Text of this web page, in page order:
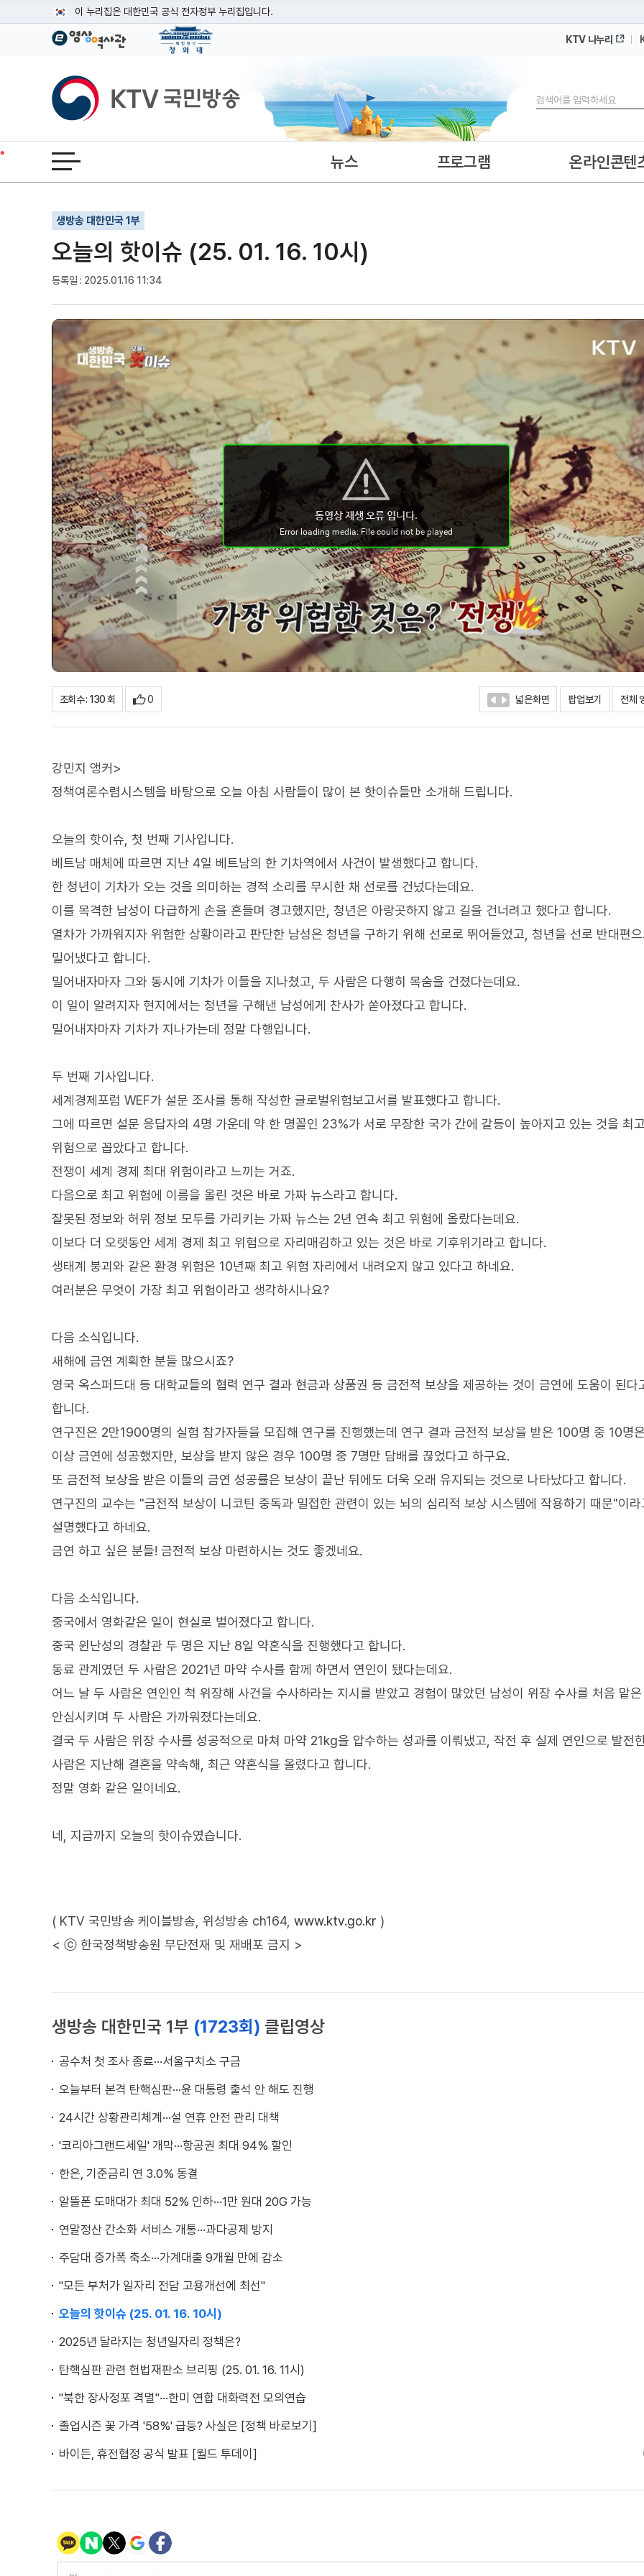
이 누리집은 대한민국 공식 전자정부 누리집입니다.
공식 누리집 주소 확인하기
이밖에 or.kr 또는 .kr등 다른 도메인 주소를 사용하고 있다면 아래 URL에서 도메인 주소를 확인해 보세요
운영중인 공식 누리집보기
KTV 나누리
KTV국민방송
검색
전체메뉴 열기 뉴스 프로그램 온라인콘텐
생방송 대한민국 1부
오늘의 핫이슈 (25. 01. 16. 10시)
등록일 : 2025.01.16 11:34
기사인쇄
글자확대
글자축소
조회수 : 130 회 0 넓은화면 팝업보기 전체
강민지 앵커>
정책여론수렴시스템을 바탕으로 오늘 아침 사람들이 많이 본 핫이슈들만 소개해 드립니다.
오늘의 핫이슈, 첫 번째 기사입니다.
베트남 매체에 따르면 지난 4일 베트남의 한 기차역에서 사건이 발생했다고 합니다.
한 청년이 기차가 오는 것을 의미하는 경적 소리를 무시한 채 선로를 건넜다는데요.
이를 목격한 남성이 다급하게 손을 흔들며 경고했지만, 청년은 아랑곳하지 않고 길을 건너려고 했다고 합니다.
열차가 가까워지자 위험한 상황이라고 판단한 남성은 청년을 구하기 위해 선로로 뛰어들었고, 청년을 선로 반대편
밀어냈다고 합니다.
밀어내자마자 그와 동시에 기차가 이들을 지나쳤고, 두 사람은 다행히 목숨을 건졌다는데요.
이 일이 알려지자 현지에서는 청년을 구해낸 남성에게 찬사가 쏟아졌다고 합니다.
밀어내자마자 기차가 지나가는데 정말 다행입니다.
두 번째 기사입니다.
세계경제포럼 WEF가 설문 조사를 통해 작성한 글로벌위험보고서를 발표했다고 합니다.
그에 따르면 설문 응답자의 4명 가운데 약 한 명꼴인 23%가 서로 무장한 국가 간에 갈등이 높아지고 있는 것을 최고
위험으로 꼽았다고 합니다.
전쟁이 세계 경제 최대 위험이라고 느끼는 거죠.
다음으로 최고 위험에 이름을 올린 것은 바로 가짜 뉴스라고 합니다.
잘못된 정보와 허위 정보 모두를 가리키는 가짜 뉴스는 2년 연속 최고 위험에 올랐다는데요.
이보다 더 오랫동안 세계 경제 최고 위험으로 자리매김하고 있는 것은 바로 기후위기라고 합니다.
생태계 붕괴와 같은 환경 위험은 10년째 최고 위험 자리에서 내려오지 않고 있다고 하네요.
여러분은 무엇이 가장 최고 위험이라고 생각하시나요?
다음 소식입니다.
새해에 금연 계획한 분들 많으시죠?
영국 옥스퍼드대 등 대학교들의 협력 연구 결과 현금과 상품권 등 금전적 보상을 제공하는 것이 금연에 도움이 된다
합니다.
연구진은 2만1900명의 실험 참가자들을 모집해 연구를 진행했는데 연구 결과 금전적 보상을 받은 100명 중 10명
이상 금연에 성공했지만, 보상을 받지 않은 경우 100명 중 7명만 담배를 끊었다고 하구요.
또 금전적 보상을 받은 이들의 금연 성공률은 보상이 끝난 뒤에도 더욱 오래 유지되는 것으로 나타났다고 합니다.
연구진의 교수는 "금전적 보상이 니코틴 중독과 밀접한 관련이 있는 뇌의 심리적 보상 시스템에 작용하기 때문"이라
설명했다고 하네요.
금연 하고 싶은 분들! 금전적 보상 마련하시는 것도 좋겠네요.
다음 소식입니다.
중국에서 영화같은 일이 현실로 벌어졌다고 합니다.
중국 윈난성의 경찰관 두 명은 지난 8일 약혼식을 진행했다고 합니다.
동료 관계였던 두 사람은 2021년 마약 수사를 함께 하면서 연인이 됐다는데요.
어느 날 두 사람은 연인인 척 위장해 사건을 수사하라는 지시를 받았고 경험이 많았던 남성이 위장 수사를 처음 맡
안심시키며 두 사람은 가까워졌다는데요.
결국 두 사람은 위장 수사를 성공적으로 마쳐 마약 21kg을 압수하는 성과를 이뤄냈고, 작전 후 실제 연인으로 발전
사람은 지난해 결혼을 약속해, 최근 약혼식을 올렸다고 합니다.
정말 영화 같은 일이네요.
네, 지금까지 오늘의 핫이슈였습니다.
( KTV 국민방송 케이블방송, 위성방송 ch164, www.ktv.go.kr )
< ⓒ 한국정책방송원 무단전재 및 재배포 금지 >
생방송 대한민국 1부 (1723회) 클립영상
공수처 첫 조사 종료···서울구치소 구금
오늘부터 본격 탄핵심판···윤 대통령 출석 안 해도 진행
24시간 상황관리체계···설 연휴 안전 관리 대책
'코리아그랜드세일' 개막···항공권 최대 94% 할인
한은, 기준금리 연 3.0% 동결
알뜰폰 도매대가 최대 52% 인하···1만 원대 20G 가능
연말정산 간소화 서비스 개통···과다공제 방지
주담대 증가폭 축소···가계대출 9개월 만에 감소
"모든 부처가 일자리 전담 고용개선에 최선"
오늘의 핫이슈 (25. 01. 16. 10시)
2025년 달라지는 청년일자리 정책은?
탄핵심판 관련 헌법재판소 브리핑 (25. 01. 16. 11시)
"북한 장사정포 격멸"···한미 연합 대화력전 모의연습
졸업시즌 꽃 가격 '58%' 급등? 사실은 [정책 바로보기]
바이든, 휴전협정 공식 발표 [월드 투데이]